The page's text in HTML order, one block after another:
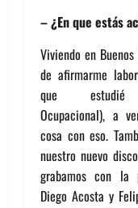
– ¿En que estás
Viviendo en
de afirmarme
que estudié
Ocupacional), a
cosa con eso.
nuestro nuevo
grabamos con la
Diego Acosta y